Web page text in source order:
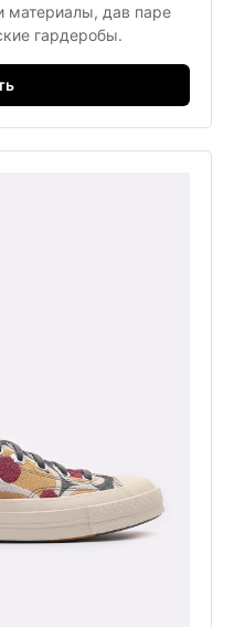
материалы, дав паре
гардеробы.